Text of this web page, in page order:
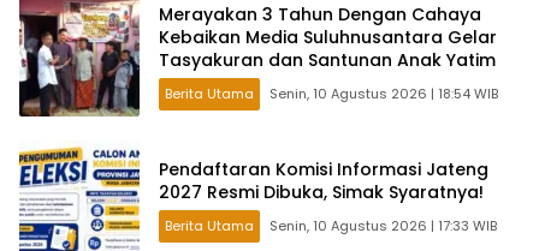
Merayakan 3 Tahun Dengan Cahaya
Kebaikan Media Suluhnusantara Gelar
Tasyakuran dan Santunan Anak Yatim
Berita Utama Senin, 10 Agustus 2026 | 18:54 WIB
Pendaftaran Komisi Informasi Jateng
2027 Resmi Dibuka, Simak Syaratnya!
Berita Utama Senin, 10 Agustus 2026 | 17:33 WIB